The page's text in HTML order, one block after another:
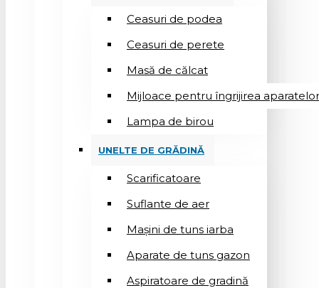
Ceasuri de podea
Ceasuri de perete
Masă de călcat
Mijloace pentru îngrijirea
Lampa de birou
UNELTE DE GRĂDINĂ
Scarificatoare
Suflantе de aer
Mașini de tuns iarba
Aparate de tuns gazon
Aspiratoare de gradină